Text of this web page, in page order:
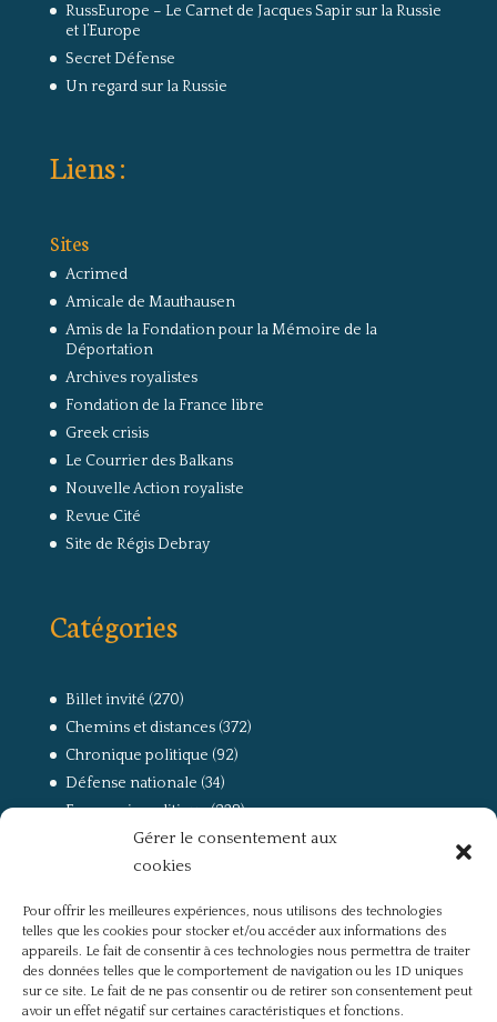
Gérer le consentement aux
cookies
Pour offrir les meilleures expériences, nous utilisons des technologies
telles que les cookies pour stocker et/ou accéder aux informations des
appareils. Le fait de consentir à ces technologies nous permettra de traiter
des données telles que le comportement de navigation ou les ID uniques
sur ce site. Le fait de ne pas consentir ou de retirer son consentement peut
avoir un effet négatif sur certaines caractéristiques et fonctions.
RussEurope – Le Carnet de Jacques Sapir sur la Russie
et l’Europe
Secret Défense
Un regard sur la Russie
Liens :
Sites
Acrimed
Amicale de Mauthausen
Amis de la Fondation pour la Mémoire de la
Déportation
Archives royalistes
Fondation de la France libre
Greek crisis
Le Courrier des Balkans
Nouvelle Action royaliste
Revue Cité
Site de Régis Debray
Catégories
Billet invité (270)
Chemins et distances(372)
Chronique politique (92)
Défense nationale (34)
Economie politique(238)
(168)
La guerre, la Résistance et la Déportation
Non classé(42)
Partis politiques, intelligentsia, médias(750)
Présentation(4)
Références(57)